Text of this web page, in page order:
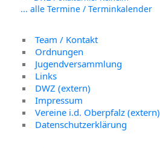
... alle Termine / Terminkalender
Team / Kontakt
Ordnungen
Jugendversammlung
Links
DWZ (extern)
Impressum
Vereine i.d. Oberpfalz (extern)
Datenschutzerklärung